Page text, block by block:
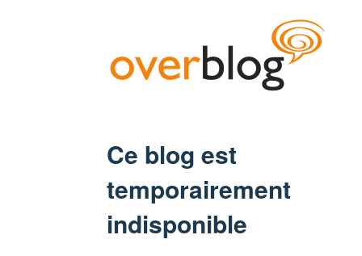
Ce blog est
temporairement
indisponible